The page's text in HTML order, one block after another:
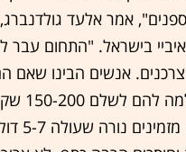
אמר אלעד
בישראל. "התחום עבר
אנשים הבינו שאם
נורה